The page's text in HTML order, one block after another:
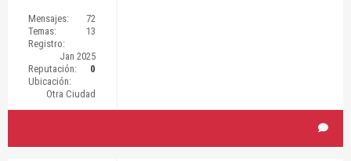
Mensajes:
72
Temas:
13
Registro:
Jan 2025
Reputación:
0
Ubicación:
Otra Ciudad